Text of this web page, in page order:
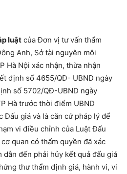
luật của Đơn vị tư vấn thẩm
Anh, Sở tài nguyên môi
Hà Nội xác nhận, thừa nhận
định số 4655/QĐ- UBND ngày
số 5702/QĐ-UBND ngày
Hà trước thời điểm UBND
Đấu giá và là căn cứ pháp lý để
vi điều chỉnh của Luật Đấu
quan có thẩm quyền đã xác
dẫn đến phải hủy kết quả đấu giá
thư thẩm định giá, hành vi, vi